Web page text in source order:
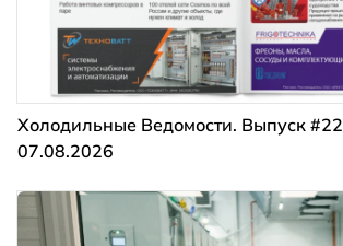
Холодильные Ведомости. Выпуск
07.08.2026